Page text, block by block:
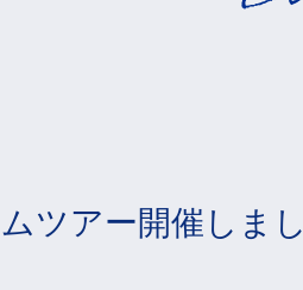
ツアー開催しまし